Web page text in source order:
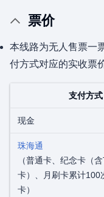
票价
本线路为无人售票一
付方式对应的实收票
支付方式
现金
珠海通
（普通卡、纪念卡（
卡）、月刷卡累计100
卡）